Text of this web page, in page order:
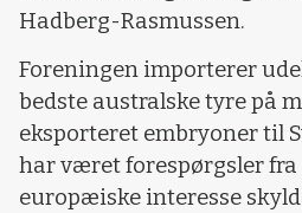
Hadberg-Rasmussen.
Foreningen importerer
bedste australske tyre på
eksporteret embryoner til
har været forespørgsler fra
europæiske interesse